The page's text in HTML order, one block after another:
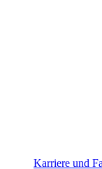
Karriere und